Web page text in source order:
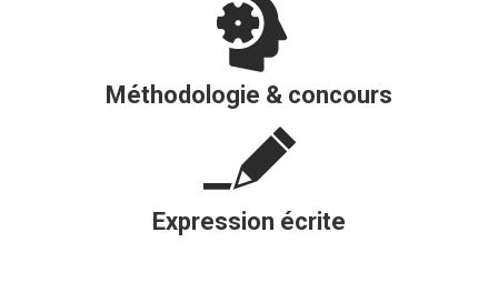
Méthodologie & concours
Expression écrite